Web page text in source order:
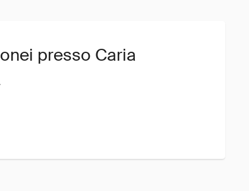
presso Caria
.